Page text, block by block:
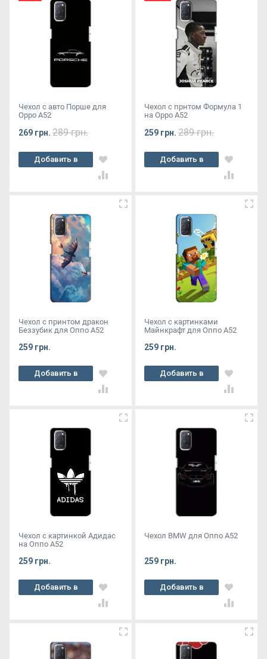
Чехол с авто Порше для
Oppo A52
269 грн. 289 грн.
Добавить в
корзину
Чехол с прнтом Формула 1
на Oppo A52
259 грн. 289 грн.
Добавить в
корзину
Чехол с принтом дракон
Беззубик для Оппо А52
259 грн.
Добавить в
корзину
Чехол с картинками
Майнкрафт для Оппо А52
259 грн.
Добавить в
корзину
Чехол с картинкой Адидас
на Оппо А52
259 грн.
Добавить в
корзину
Чехол BMW для Оппо А52
259 грн.
Добавить в
корзину